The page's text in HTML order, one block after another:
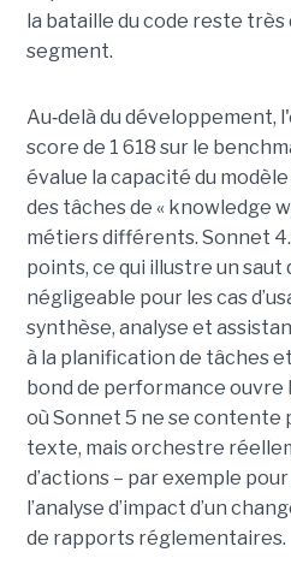
la bataille du code reste très
segment.
Au‑delà du développement,
score de 1 618 sur le
évalue la capacité du
des tâches de « knowledge
métiers différents. Sonnet
points, ce qui illustre un
négligeable pour les cas
synthèse, analyse et
à la planification de tâches et
bond de performance ouvre
où Sonnet 5 ne se contente
texte, mais orchestre
d’actions – par exemple
l’analyse d’impact d’un
de rapports réglementaires.